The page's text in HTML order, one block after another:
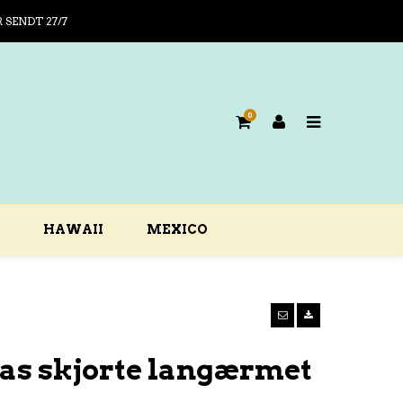
SENDT 27/7
0
HAWAII MEXICO
skjorte langærmet